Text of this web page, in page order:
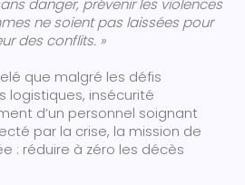
ne soient pas laissées pour
des conflits. »
que malgré les défis
logistiques, insécurité
d’un personnel soignant
par la crise, la mission de
: réduire à zéro les décès